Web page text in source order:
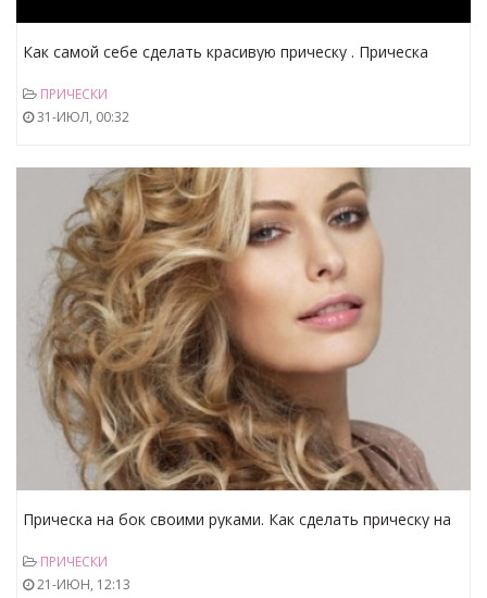
Как самой себе сделать красивую прическу . Прическа
ПРИЧЕСКИ
31-ИЮЛ, 00:32
Прическа на бок своими руками. Как сделать прическу на
ПРИЧЕСКИ
21-ИЮН, 12:13